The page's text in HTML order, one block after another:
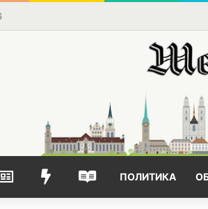
НОВОСТИВЫБОР РЕДАКЦИИЧАСТО ЧИТАЕМОЕ
ПОЛИТИКА